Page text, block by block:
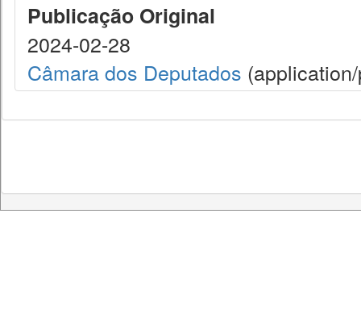
Publicação Original
2024-02-28
Câmara dos Deputados